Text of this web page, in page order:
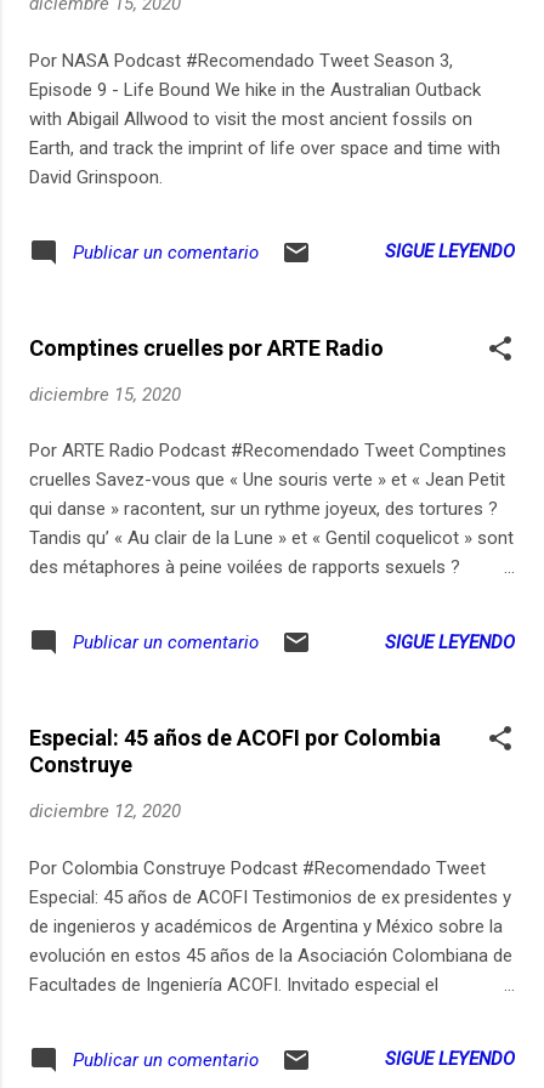
me dérange pas qu'on le dise. Je préfère même anarcho-
féministe, ça englobe tout ! », affirme avec joie l’autrice de «
Nous sommes les oiseaux de la tempête qui s’annonce ».
Loin de la «...
Por NASA Podcast #Recomendado Tweet Season 3,
Episode 9 - Life Bound We hike in the Australian Outback
with Abigail Allwood to visit the most ancient fossils on
Earth, and track the imprint of life over space and time with
David Grinspoon.
Publicar un comentario SIGUE LEYENDO
Comptines cruelles por ARTE Radio
diciembre 15, 2020
Por ARTE Radio Podcast #Recomendado Tweet Comptines
cruelles Savez-vous que « Une souris verte » et « Jean Petit
qui danse » racontent, sur un rythme joyeux, des tortures ?
Tandis qu’ « Au clair de la Lune » et « Gentil coquelicot » sont
des métaphores à peine voilées de rapports sexuels ?
les comptines pour enfants font partie de notre patrimoine
culturel et sont profondément ancrées dans notre
Seddiki, réalisatrice TV, s’est interrogée sur le sens de ce
qu’elle chante tous les soirs à ses deux enfants. Marie-
Claire Bruley, psychologue et auteure de plusieurs ouvrages
comptines, en dévoile les origines, et apporte un éclairage
sur ces vers mystérieux. Qu’il faut, malgré leur...
Publicar un comentario SIGUE LEYENDO
Especial: 45 años de ACOFI por Colombia
Construye
diciembre 12, 2020
Por Colombia Construye Podcast #Recomendado Tweet
Especial: 45 años de ACOFI Testimonios de ex presidentes y
de ingenieros y académicos de Argentina y México sobre la
evolución en estos 45 años de la Asociación Colombiana de
Facultades de Ingeniería ACOFI. Invitado especial el
Colombia.
Publicar un comentario SIGUE LEYENDO